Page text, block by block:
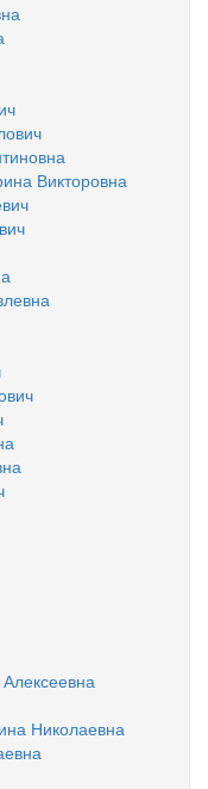
Викторовна
Николаевна